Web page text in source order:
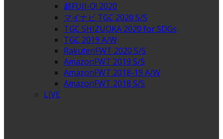
超FUJI-Q! 2020
マイナビ TGC 2020 S/S
TGC SHIZUOKA 2020 for SDGs
TGC 2019 A/W
RakutenFWT 2020 S/S
AmazonFWT 2019 S/S
AmazonFWT 2018-19 A/W
AmazonFWT 2018 S/S
LIVE